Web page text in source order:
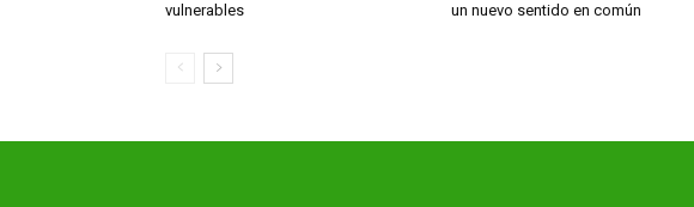
vulnerables
un nuevo sentido en común